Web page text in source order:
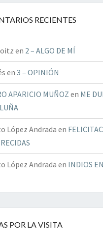
RECIENTES
en 2 – ALGO DE MÍ
en 3 – OPINIÓN
APARICIO MUÑOZ en ME
López Andrada en
López Andrada en INDIOS
POR LA VISITA